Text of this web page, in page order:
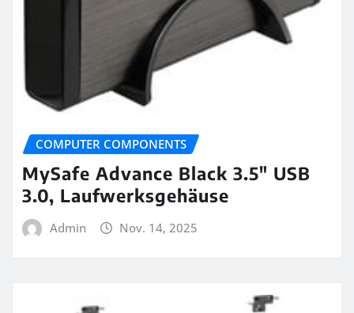
COMPUTER COMPONENTS
MySafe Advance Black 3.5″ USB
3.0, Laufwerksgehäuse
Admin Nov. 14, 2025